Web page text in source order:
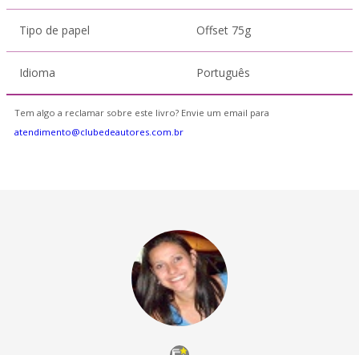
Tipo de papel Offset 75g
Idioma Português
Tem algo a reclamar sobre este livro? Envie um email para
atendimento@clubedeautores.com.br